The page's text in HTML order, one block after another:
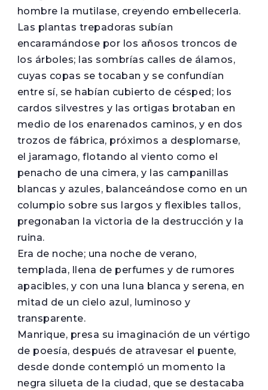
hombre la mutilase, creyendo embellecerla.
Las plantas trepadoras subían
encaramándose por los añosos troncos de
los árboles; las sombrías calles de álamos,
cuyas copas se tocaban y se confundían
entre sí, se habían cubierto de césped; los
cardos silvestres y las ortigas brotaban en
medio de los enarenados caminos, y en dos
trozos de fábrica, próximos a desplomarse,
el jaramago, flotando al viento como el
penacho de una cimera, y las campanillas
blancas y azules, balanceándose como en un
columpio sobre sus largos y flexibles tallos,
pregonaban la victoria de la destrucción y la
ruina.
Era de noche; una noche de verano,
templada, llena de perfumes y de rumores
apacibles, y con una luna blanca y serena, en
mitad de un cielo azul, luminoso y
transparente.
Manrique, presa su imaginación de un vértigo
de poesía, después de atravesar el puente,
desde donde contempló un momento la
negra silueta de la ciudad, que se destacaba